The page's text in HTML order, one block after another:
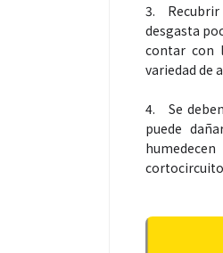
3.
Recubrir
desgasta
contar con
variedad de
4.
Se
puede